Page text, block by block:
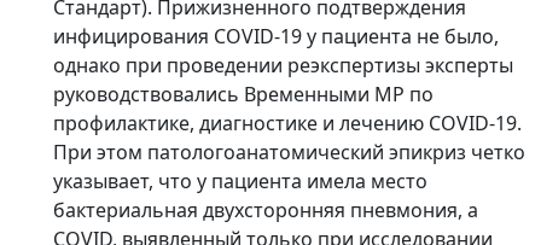
Стандарт). Прижизненного подтверждения
инфицирования COVID-19 у пациента не было,
однако при проведении реэкспертизы эксперты
руководствовались Временными МР по
профилактике, диагностике и лечению COVID-19.
При этом патологоанатомический эпикриз четко
указывает, что у пациента имела место
бактериальная двухсторонняя пневмония, а
COVID, выявленный только при исследовании